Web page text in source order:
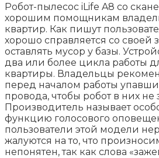
Робот-пылесос iLife A8 со
хорошим помощникам
квартир. Как пишут
хорошо справляется со своей
оставлять мусор у базы.
два или более цикла работы
квартиры. Владельцы
перед началом работы
провода, чтобы робот в них не
Производитель называет
функцию голосового
пользователи этой модели
жалуются на то, что
непонятен, так как слова